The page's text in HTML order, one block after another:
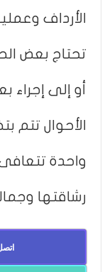
الأرداف
تحتاج بعض
أو إلى
الأحوال تتم
واحدة
رشاقتها
اتصل